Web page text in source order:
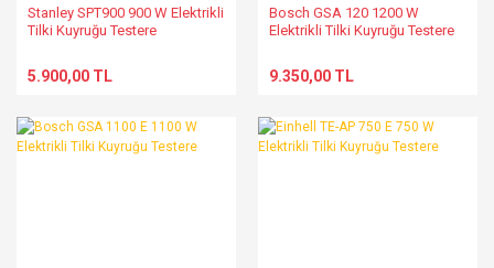
Stanley SPT900 900 W Elektrikli
Tilki Kuyruğu Testere
5.900,00 TL
Bosch GSA 120 1200 W
Elektrikli Tilki Kuyruğu Testere
9.350,00 TL